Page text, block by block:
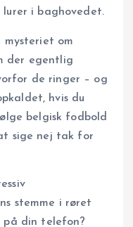
i baghovedet.
mysteriet om
der egentlig
de ringer – og
hvis du
belgisk fodbold
sige nej tak for
stemme i røret
på din telefon?